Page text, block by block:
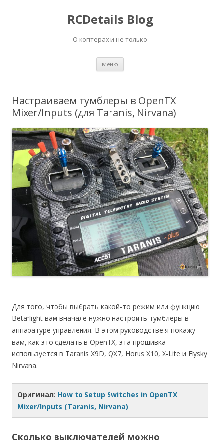
RCDetails Blog
О коптерах и не только
Меню
Настраиваем тумблеры в OpenTX
Mixer/Inputs (для Taranis, Nirvana)
Для того, чтобы выбрать какой-то режим или функцию
Betaflight вам вначале нужно настроить тумблеры в
аппаратуре управления. В этом руководстве я покажу
вам, как это сделать в OpenTX, эта прошивка
используется в Taranis X9D, QX7, Horus X10, X-Lite и Flysky
Nirvana.
Оригинал: How to Setup Switches in OpenTX
Mixer/Inputs (Taranis, Nirvana)
Сколько выключателей можно